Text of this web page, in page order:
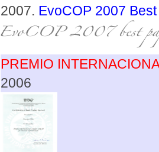
2007. EvoCOP 2007
PREMIO
2006